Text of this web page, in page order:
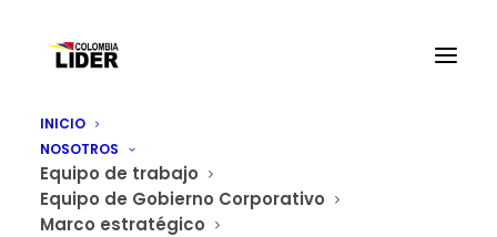
INICIO
NOSOTROS
Equipo de trabajo
Equipo de Gobierno Corporativo
Marco estratégico